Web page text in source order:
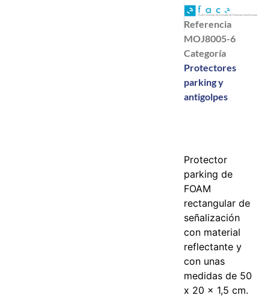
Referencia
MOJ8005-6
Categoría
Protectores
parking y
antigolpes
Protector
parking de
FOAM
rectangular de
señalización
con material
reflectante y
con unas
medidas de 50
x 20 x 1,5 cm.